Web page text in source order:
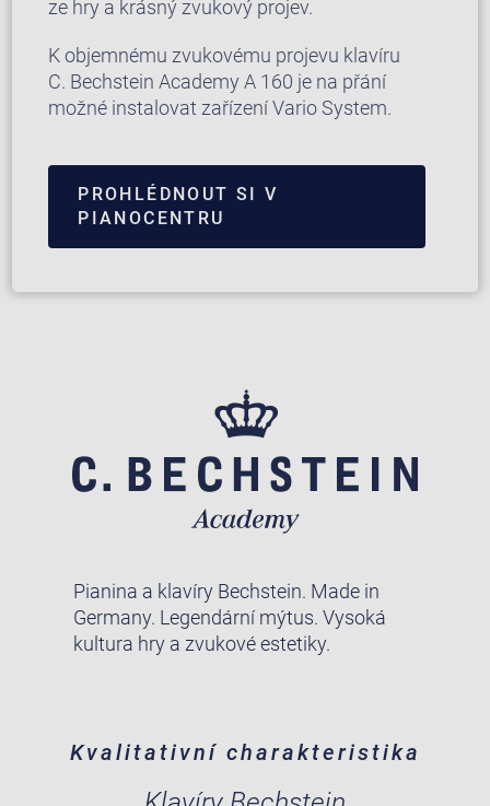
ze hry a krásný zvukový projev.
K objemnému zvukovému projevu klavíru
C. Bechstein Academy A 160 je na přání
možné instalovat zařízení Vario System.
PROHLÉDNOUT SI V
PIANOCENTRU
Pianina a klavíry Bechstein. Made in
Germany. Legendární mýtus. Vysoká
kultura hry a zvukové estetiky.
Kvalitativní charakteristika